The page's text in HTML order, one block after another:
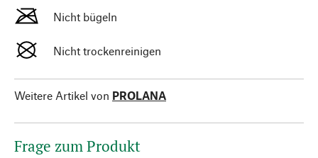
Nicht bügeln
Nicht trockenreinigen
Weitere Artikel von PROLANA
Frage zum Produkt